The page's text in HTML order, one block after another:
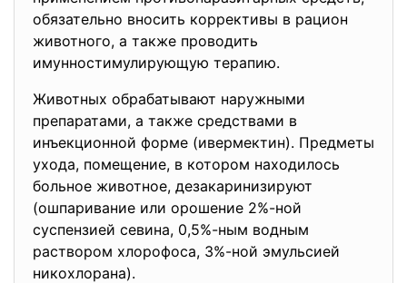
обязательно вносить коррективы в рацион
животного, а также проводить
имунностимулирующую терапию.
Животных обрабатывают наружными
препаратами, а также средствами в
инъекционной форме (ивермектин). Предметы
ухода, помещение, в котором находилось
больное животное, дезакаринизируют
(ошпаривание или орошение 2%-ной
суспензией севина, 0,5%-ным водным
раствором хлорофоса, 3%-ной эмульсией
никохлорана).